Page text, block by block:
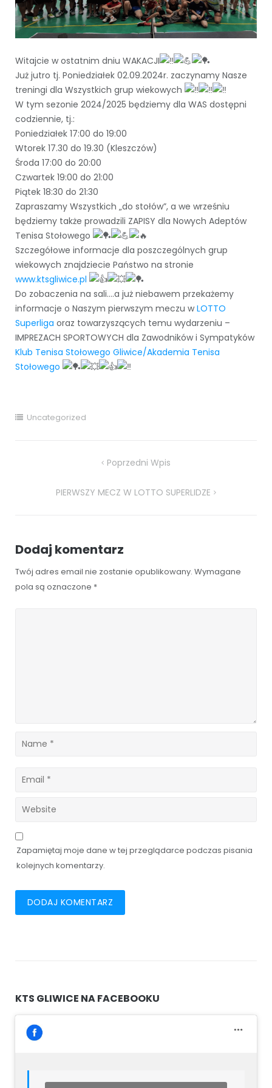
Witajcie w ostatnim dniu WAKACJI
Już jutro tj. Poniedziałek 02.09.2024r. zaczynamy Nasze
treningi dla Wszystkich grup wiekowych
W tym sezonie 2024/2025 będziemy dla WAS dostępni
codziennie, tj.:
Poniedziałek 17:00 do 19:00
Wtorek 17.30 do 19.30 (Kleszczów)
Środa 17:00 do 20:00
Czwartek 19:00 do 21:00
Piątek 18:30 do 21:30
Zapraszamy Wszystkich „do stołów”, a we wrześniu
będziemy także prowadzili ZAPISY dla Nowych Adeptów
Tenisa Stołowego
Szczegółowe informacje dla poszczególnych grup
wiekowych znajdziecie Państwo na stronie
www.ktsgliwice.pl
Do zobaczenia na sali….a już niebawem przekażemy
informacje o Naszym pierwszym meczu wLOTTO
Superliga oraz towarzyszących temu wydarzeniu –
IMPREZACH SPORTOWYCH dla Zawodników i Sympatyków
Klub Tenisa Stołowego Gliwice/Akademia Tenisa
Stołowego
Uncategorized
Poprzedni Wpis
PIERWSZY MECZ W LOTTO SUPERLIDZE
Dodaj komentarz
Twój adres email nie zostanie opublikowany. Wymagane
pola są oznaczone *
Zapamiętaj moje dane w tej przeglądarce podczas pisania
kolejnych komentarzy.
KTS GLIWICE NA FACEBOOKU